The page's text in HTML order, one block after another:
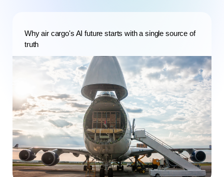
Why air cargo's AI future starts with a single source of
truth